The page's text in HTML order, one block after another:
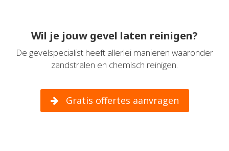
Wil je jouw gevel laten reinigen?
De gevelspecialist heeft allerlei manieren waaronder
zandstralen en chemisch reinigen.
Gratis offertes aanvragen